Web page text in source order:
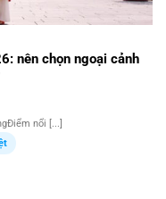
nên chọn ngoại cảnh
nổi [...]